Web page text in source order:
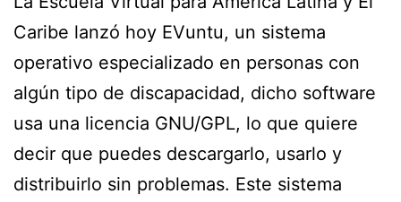
Caribe lanzó hoy EVuntu, un sistema
operativo especializado en personas con
algún tipo de discapacidad, dicho software
usa una licencia GNU/GPL, lo que quiere
decir que puedes descargarlo, usarlo y
distribuirlo sin problemas. Este sistema